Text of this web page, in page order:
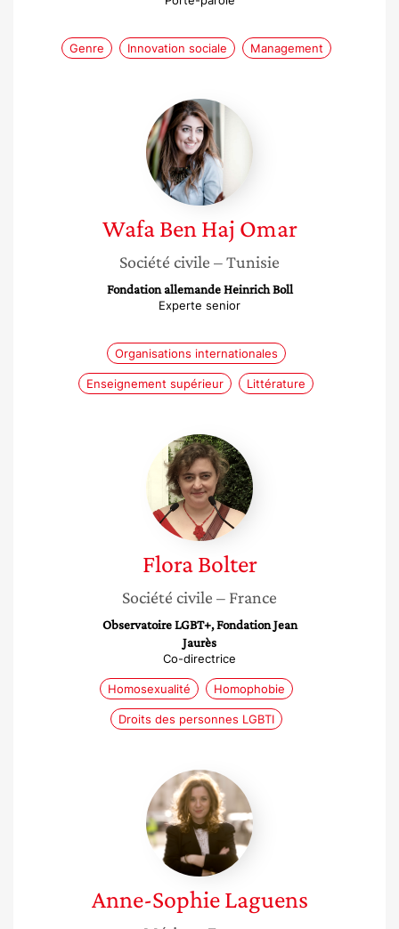
Genre Innovation sociale Management
Wafa
Ben
Haj
Omar
Wafa Ben Haj Omar
Société civile – Tunisie
Fondation allemande Heinrich Boll
Experte senior
Organisations internationales
Enseignement supérieur Littérature
Flora
Bolter
Flora Bolter
Société civile – France
Observatoire LGBT+, Fondation Jean
Jaurès
Co-directrice
Homosexualité Homophobie
Droits des personnes LGBTI
Anne-
Sophie
Laguens
Anne-Sophie Laguens